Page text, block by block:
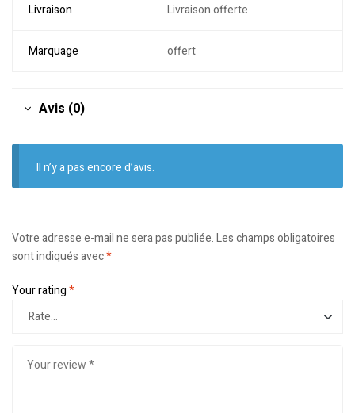
Livraison Livraison offerte
Marquage offert
Avis (0)
Il n’y a pas encore d’avis.
Votre adresse e-mail ne sera pas publiée.Les champs obligatoires
sont indiqués avec*
Your rating*